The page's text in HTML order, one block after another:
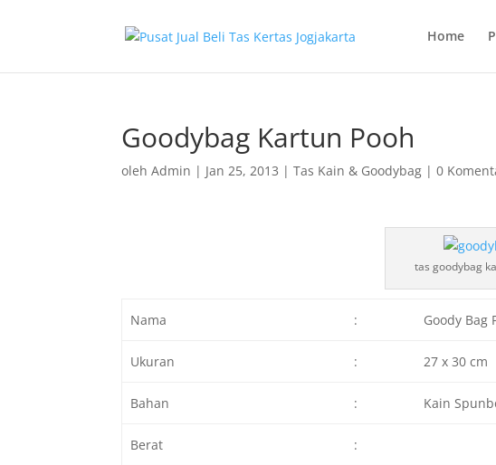
Home
Goodybag Kartun Pooh
olehAdmin | Jan 25, 2013 |Tas Kain & Goodybag |0
tas goodybag
Nama : Goody Bag
Ukuran : 27 x 30 cm
Bahan : Kain
Berat :